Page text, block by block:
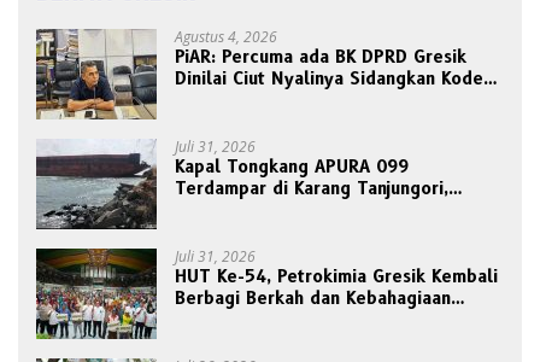
Agustus 4, 2026
PiAR: Percuma ada BK DPRD Gresik
Dinilai Ciut Nyalinya Sidangkan Kode
Juli 31, 2026
Kapal Tongkang APURA 099
Terdampar di Karang Tanjungori,
Juli 31, 2026
HUT Ke-54, Petrokimia Gresik Kembali
Berbagi Berkah dan Kebahagiaan